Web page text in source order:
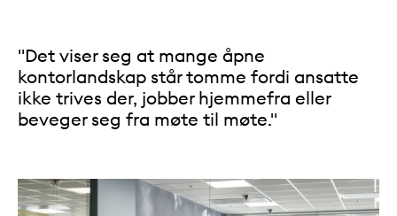
"Det viser seg at mange åpne
kontorlandskap står tomme fordi ansatte
ikke trives der, jobber hjemmefra eller
beveger seg fra møte til møte."